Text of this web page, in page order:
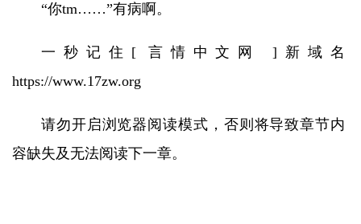
“你tm……”有病啊。
一秒记住[ 言情中文网 ]新域名
https://www.17zw.org
请勿开启浏览器阅读模式，否则将导致章节内
容缺失及无法阅读下一章。